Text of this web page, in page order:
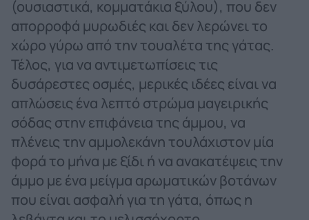
(ουσιαστικά, κομματάκια ξύλου), που δεν
απορροφά μυρωδιές και δεν λερώνει το
χώρο γύρω από την τουαλέτα της γάτας.
Τέλος, για να αντιμετωπίσεις τις
δυσάρεστες οσμές, μερικές ιδέες είναι να
απλώσεις ένα λεπτό στρώμα μαγειρικής
σόδας στην επιφάνεια της άμμου, να
πλένεις την αμμολεκάνη τουλάχιστον μία
φορά το μήνα με ξίδι ή να ανακατέψεις την
άμμο με ένα μείγμα αρωματικών βοτάνων
που είναι ασφαλή για τη γάτα, όπως η